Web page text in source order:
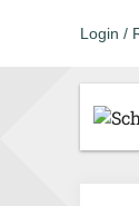
Login /